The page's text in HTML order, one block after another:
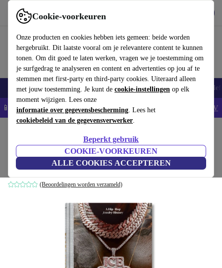
Cookie-voorkeuren
Onze producten en cookies hebben iets gemeen: beide worden
hergebruikt. Dit laatste vooral om je relevantere content te kunnen
tonen. Om dit goed te laten werken, vragen we je toestemming om
je surfgedrag te analyseren en content en advertenties op jou af te
stemmen met first-party en third-party cookies. Uiteraard alleen
met jouw toestemming. Je kunt de cookie-instellingen op elk
moment wijzigen. Lees onze
informatie over gegevensbescherming. Lees het
cookiebeleid van de gegevensverwerker.
Beperkt gebruik
COOKIE-VOORKEUREN
ALLE COOKIES ACCEPTEREN
Gebruik refurbed snel en eenvoudig
Smartphones Laptops Tablets Smartwatches Accessoires
📱5% EXTRA korting op alle iPhones – Code: IPHONEDEAL - AV
Ice Cold. A Hip-Hop Jewelry History
wit
(Beoordelingen worden verzameld)